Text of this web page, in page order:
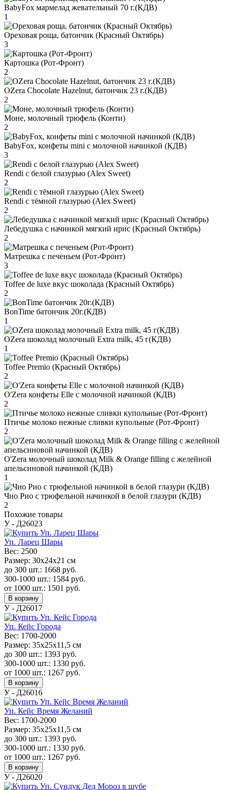
BabyFox мармелад жевательный 70 г.(КДВ)
1
Ореховая роща, батончик (Красный Октябрь)
3
Картошка (Рот-Фронт)
2
OZera Chocolate Hazelnut, батончик 23 г.(КДВ)
2
Моне, молочный трюфель (Конти)
2
BabyFox, конфеты mini c молочной начинкой (КДВ)
3
Rendi с белой глазурью (Alex Sweet)
2
Rendi с тёмной глазурью (Alex Sweet)
2
Лебедушка с начинкой мягкий ирис (Красный Октябрь)
2
Матрешка с печеньем (Рот-Фронт)
3
Toffee de luxe вкус шоколада (Красный Октябрь)
2
BonTime батончик 20г.(КДВ)
1
OZera шоколад молочный Extra milk, 45 г(КДВ)
1
Toffee Premio (Красный Октябрь)
2
O'Zera конфеты Elle с молочной начинкой (КДВ)
2
Птичье молоко нежные сливки купольные (Рот-Фронт)
2
O'Zera молочный шоколад Milk & Orange filling с желейной
апельсиновой начинкой (КДВ)
1
Чио Рио с трюфельной начинкой в белой глазури (КДВ)
2
Похожие товары
У - Д26023
Уп. Ларец Шары
Вес: 2500
Размер: 30х24х21 см
до 300 шт.: 1668 руб.
300-1000 шт.: 1584 руб.
от 1000 шт.: 1501 руб.
В корзину
У - Д26017
Уп. Кейс Города
Вес: 1700-2000
Размер: 35x25x11,5 см
до 300 шт.: 1393 руб.
300-1000 шт.: 1330 руб.
от 1000 шт.: 1267 руб.
В корзину
У - Д26016
Уп. Кейс Время Желаний
Вес: 1700-2000
Размер: 35x25x11,5 см
до 300 шт.: 1393 руб.
300-1000 шт.: 1330 руб.
от 1000 шт.: 1267 руб.
В корзину
У - Д26020